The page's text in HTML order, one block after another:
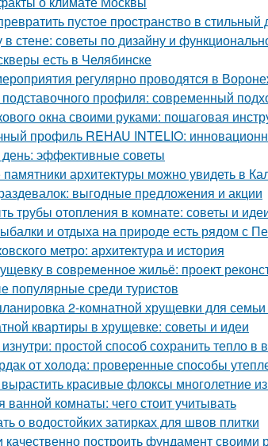
пустое пространство в стильный
стене: советы по дизайну и
есть в Челябинске
регулярно проводятся в
подставочного профиля: современный
окна своими руками: пошаговая
профиль REHAU INTELIO:
эффективные советы
архитектуры можно увидеть в
выгодные предложения и акции
трубы отопления в комнате: советы и
и отдыха на природе есть рядом с
метро: архитектура и история
в современное жильё: проект
популярные среди туристов
2-комнатной хрущевки для
квартиры в хрущевке: советы и идеи
простой способ сохранить тепло
от холода: проверенные способы
вырастить красивые флоксы многолетние
ванной комнаты: чего стоит учитывать
о водостойких затирках для швов плитки
построить фундамент своими